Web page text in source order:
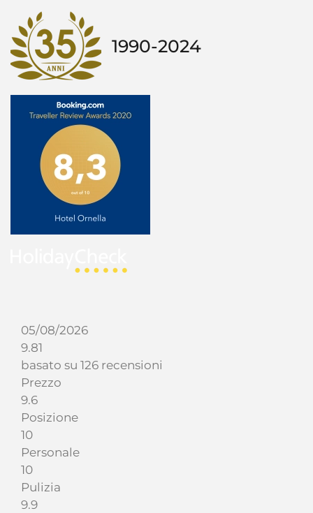
1990-2024
05/08/2026
9.81
basato su 126 recensioni
Prezzo
9.6
Posizione
10
Personale
10
Pulizia
9.9